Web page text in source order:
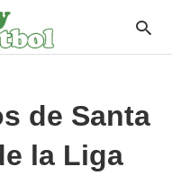
de Santa
la Liga